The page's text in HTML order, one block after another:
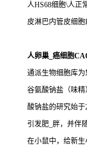
人HS68细胞\人正
皮淋巴内管皮细
人卵巢_癌细胞
通派生物细胞库为
谷氨酸钠盐（味
酸钠盐的研究始
引发肥_胖，并伴
在小鼠中，给新